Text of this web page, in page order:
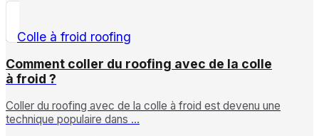
Comment coller du roofing avec de la colle
à froid ?
Coller du roofing avec de la colle à froid est devenu une
technique populaire dans …